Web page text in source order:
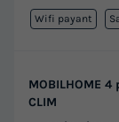
Wifi payant
MOBILHOME
CLIM